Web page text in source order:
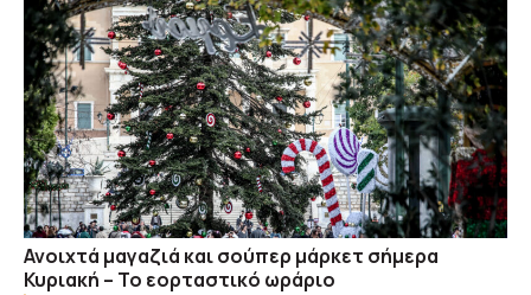
Ανοιχτά μαγαζιά και σούπερ μάρκετ σήμερα
Κυριακή – Το εορταστικό ωράριο